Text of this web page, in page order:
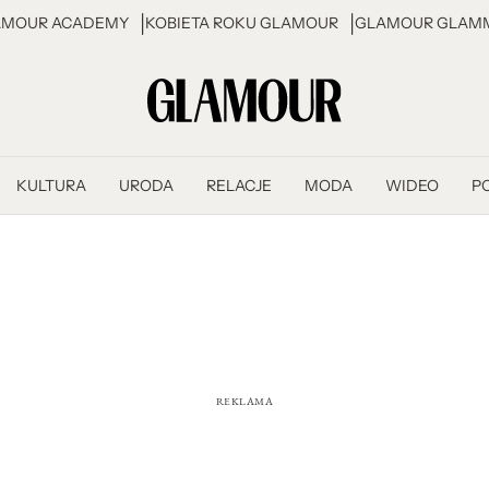
ACADEMY KOBIETA ROKU GLAMOUR GLAMOUR
KULTURA URODA RELACJE MODA WIDEO